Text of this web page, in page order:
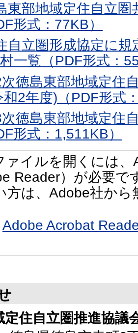
部地域定住自立圏
形式：77KB）
立圏形成協定に規
一覧（PDF形式：
徳島東部地域定住
2年度)（PDF形式
徳島東部地域定住
形式：1,511KB）
ァイルを開くには
Reader）が必要で
方は、Adobe社か
Adobe Acrobat
定住自立圏推進協議